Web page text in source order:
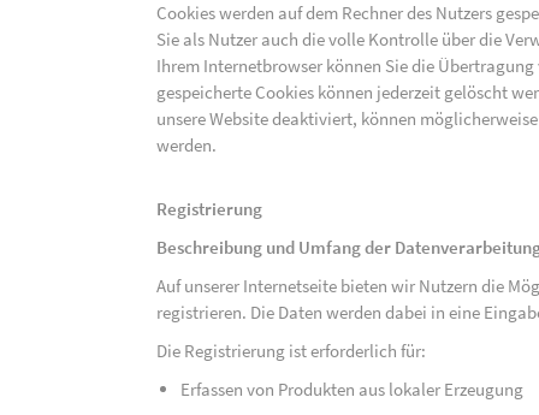
Cookies werden auf dem Rechner des Nutzers
Sie als Nutzer auch die volle Kontrolle über die
Ihrem Internetbrowser können Sie die
gespeicherte Cookies können jederzeit gelöscht
unsere Website deaktiviert, können
werden.
Registrierung
Beschreibung und Umfang der
Auf unserer Internetseite bieten wir Nutzern die
registrieren. Die Daten werden dabei in eine
Die Registrierung ist erforderlich für:
Erfassen von Produkten aus lokaler Erzeugung